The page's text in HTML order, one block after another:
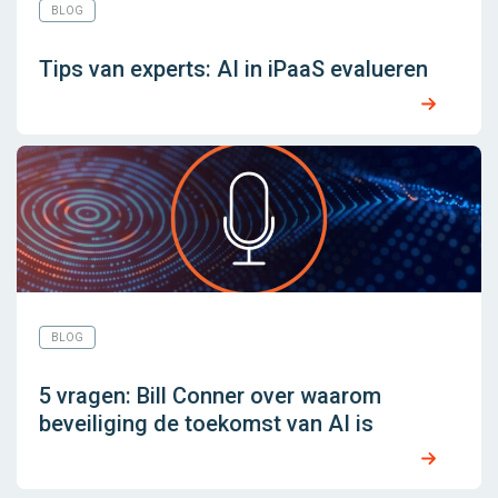
BLOG
Tips van experts: AI in iPaaS evalueren
BLOG
5 vragen: Bill Conner over waarom
beveiliging de toekomst van AI is